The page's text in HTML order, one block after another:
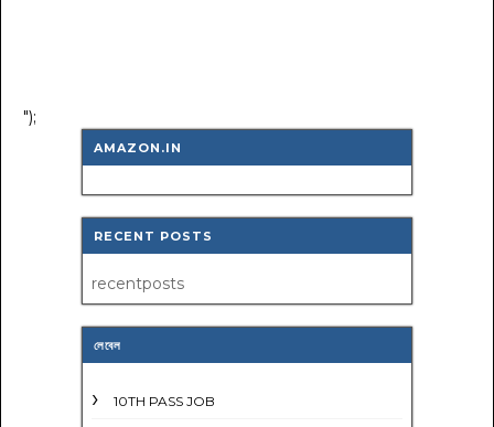
");
AMAZON.IN
RECENT POSTS
recentposts
লেবেল
10TH PASS JOB